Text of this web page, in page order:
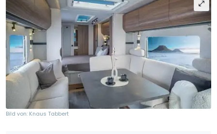
Bild von: Knaus Tabbert